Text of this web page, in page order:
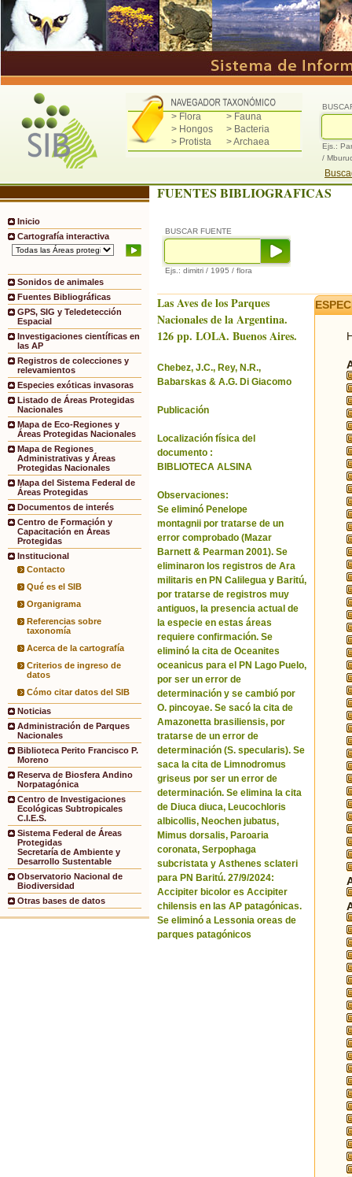
> Flora
> Fauna
> Hongos
> Bacteria
> Protista
> Archaea
Ejs.:
/
Inicio
Cartografía interactiva
Sonidos de animales
Fuentes Bibliográficas
GPS, SIG y Teledetección
Espacial
Investigaciones científicas en
las AP
Registros de colecciones y
relevamientos
Especies exóticas invasoras
Listado de Áreas Protegidas
Nacionales
Mapa de Eco-Regiones y
Áreas Protegidas Nacionales
Mapa de Regiones
Administrativas y Áreas
Protegidas Nacionales
Mapa del Sistema Federal de
Áreas Protegidas
Documentos de interés
Centro de Formación y
Capacitación en Áreas
Protegidas
Institucional
Contacto
Qué es el SIB
Organigrama
Referencias sobre
taxonomía
Acerca de la cartografía
Criterios de ingreso de
datos
Cómo citar datos del SIB
Noticias
Administración de Parques
Nacionales
Biblioteca Perito Francisco P.
Moreno
Reserva de Biosfera Andino
Norpatagónica
Centro de Investigaciones
Ecológicas Subtropicales
C.I.E.S.
Sistema Federal de Áreas
Protegidas
Secretaría de Ambiente y
Desarrollo Sustentable
Observatorio Nacional de
Biodiversidad
Otras bases de datos
FUENTES BIBLIOGRAFICAS
BUSCAR FUENTE
Ejs.: dimitri / 1995 / flora
Las Aves de los Parques
Nacionales de la Argentina.
126 pp. LOLA. Buenos Aires.
Chebez, J.C., Rey, N.R.,
Babarskas & A.G. Di Giacomo
Publicación
Localización física del
documento :
BIBLIOTECA ALSINA
Observaciones:
Se eliminó Penelope
montagnii por tratarse de un
error comprobado (Mazar
Barnett & Pearman 2001). Se
eliminaron los registros de Ara
militaris en PN Calilegua y Baritú,
por tratarse de registros muy
antiguos, la presencia actual de
la especie en estas áreas
requiere confirmación. Se
eliminó la cita de Oceanites
oceanicus para el PN Lago Puelo,
por ser un error de
determinación y se cambió por
O. pincoyae. Se sacó la cita de
Amazonetta brasiliensis, por
tratarse de un error de
determinación (S. specularis). Se
saca la cita de Limnodromus
griseus por ser un error de
determinación. Se elimina la cita
de Diuca diuca, Leucochloris
albicollis, Neochen jubatus,
Mimus dorsalis, Paroaria
coronata, Serpophaga
subcristata y Asthenes sclateri
para PN Baritú. 27/9/2024:
Accipiter bicolor es Accipiter
chilensis en las AP patagónicas.
Se eliminó a Lessonia oreas de
parques patagónicos